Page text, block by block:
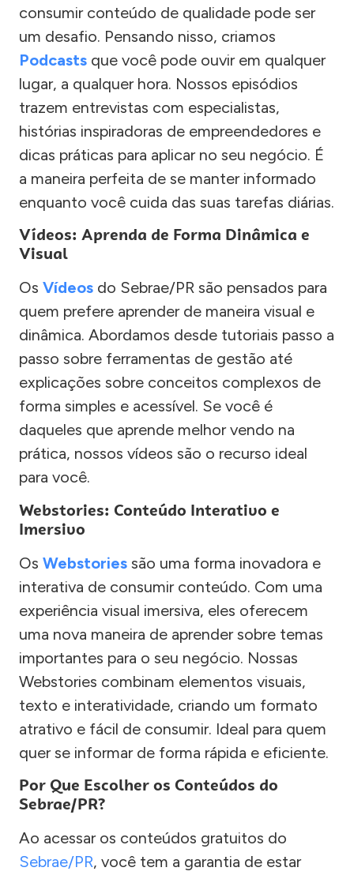
consumir conteúdo de qualidade pode ser
um desafio. Pensando nisso, criamos
Podcasts que você pode ouvir em qualquer
lugar, a qualquer hora. Nossos episódios
trazem entrevistas com especialistas,
histórias inspiradoras de empreendedores e
dicas práticas para aplicar no seu negócio. É
a maneira perfeita de se manter informado
enquanto você cuida das suas tarefas diárias.
Vídeos: Aprenda de Forma Dinâmica e
Visual
Os Vídeos do Sebrae/PR são pensados para
quem prefere aprender de maneira visual e
dinâmica. Abordamos desde tutoriais passo a
passo sobre ferramentas de gestão até
explicações sobre conceitos complexos de
forma simples e acessível. Se você é
daqueles que aprende melhor vendo na
prática, nossos vídeos são o recurso ideal
para você.
Webstories: Conteúdo Interativo e
Imersivo
Os Webstories são uma forma inovadora e
interativa de consumir conteúdo. Com uma
experiência visual imersiva, eles oferecem
uma nova maneira de aprender sobre temas
importantes para o seu negócio. Nossas
Webstories combinam elementos visuais,
texto e interatividade, criando um formato
atrativo e fácil de consumir. Ideal para quem
quer se informar de forma rápida e eficiente.
Por Que Escolher os Conteúdos do
Sebrae/PR?
Ao acessar os conteúdos gratuitos do
Sebrae/PR, você tem a garantia de estar